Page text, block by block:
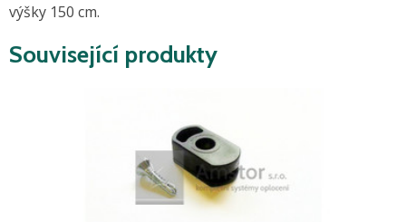
výšky 150 cm.
Související produkty